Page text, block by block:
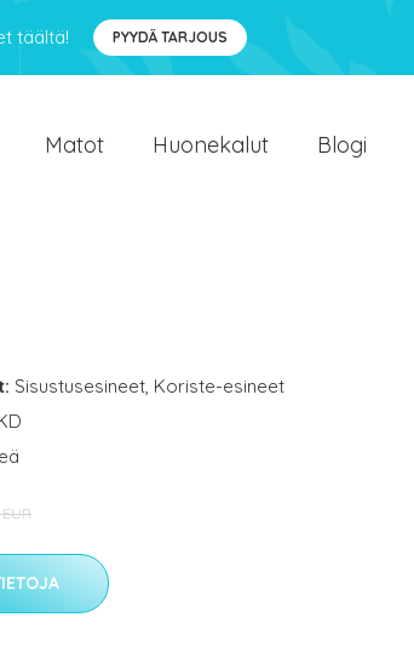
täältä! PYYDÄ TARJOUS
Matot Huonekalut Blogi
Sisustusesineet, Koriste-esineet